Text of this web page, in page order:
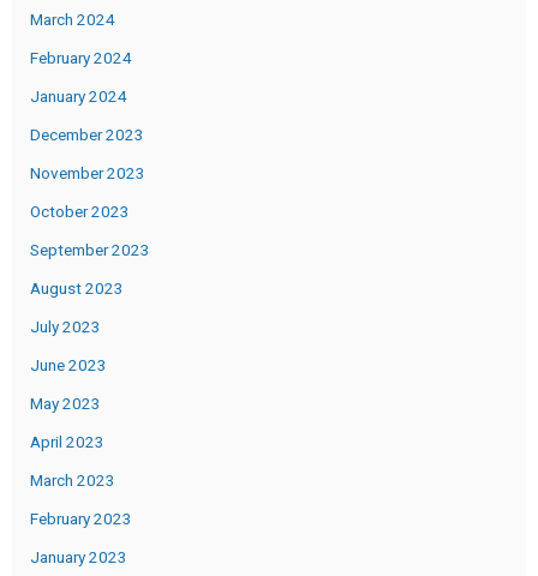
March 2024
February 2024
January 2024
December 2023
November 2023
October 2023
September 2023
August 2023
July 2023
June 2023
May 2023
April 2023
March 2023
February 2023
January 2023